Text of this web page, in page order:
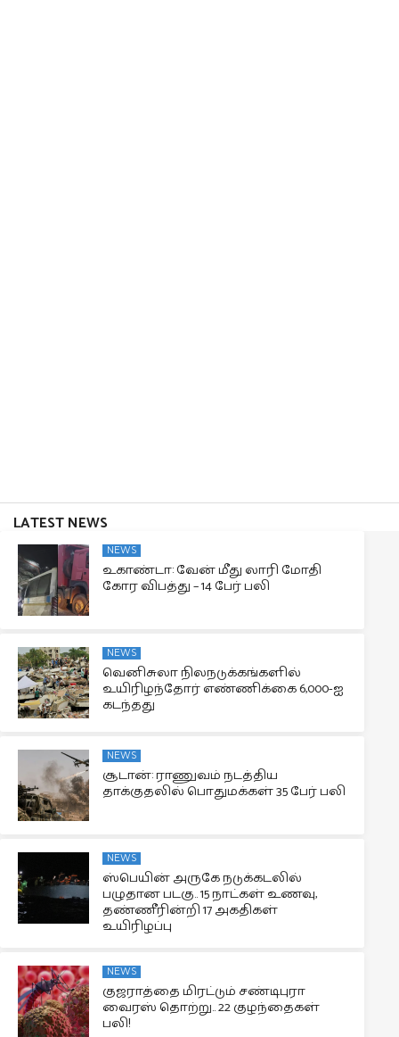
LATEST NEWS
NEWS
உகாண்டா: வேன் மீது லாரி மோதி
கோர விபத்து – 14 பேர் பலி
NEWS
வெனிசுலா நிலநடுக்கங்களில்
உயிரிழந்தோர் எண்ணிக்கை 6,000-ஐ
கடந்தது
NEWS
சூடான்: ராணுவம் நடத்திய
தாக்குதலில் பொதுமக்கள் 35 பேர் பலி
NEWS
ஸ்பெயின் அருகே நடுக்கடலில்
பழுதான படகு.. 15 நாட்கள் உணவு,
தண்ணீரின்றி 17 அகதிகள்
உயிரிழப்பு
NEWS
குஜராத்தை மிரட்டும் சண்டிபுரா
வைரஸ் தொற்று.. 22 குழந்தைகள்
பலி!